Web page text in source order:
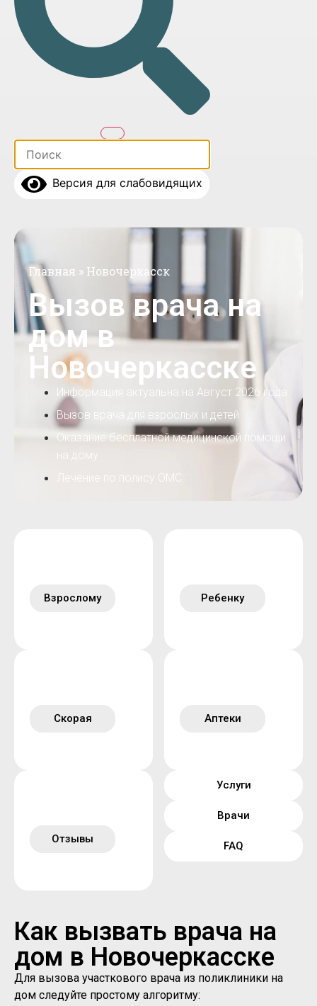
Версия для слабовидящих
Главная » Новочеркасск
Вызов врача на
дом в
Новочеркасске
Информация актуальна на Август 2026 года
Вызов врача для взрослых и детей
Оказание бесплатной медицинской помощи
на дому
Лечение по полису ОМС
Взрослому Ребенку
Скорая Аптеки
Отзывы
Услуги
Врачи
FAQ
Как вызвать врача на
дом в Новочеркасске
Для вызова участкового врача из поликлиники на
дом следуйте простому алгоритму: